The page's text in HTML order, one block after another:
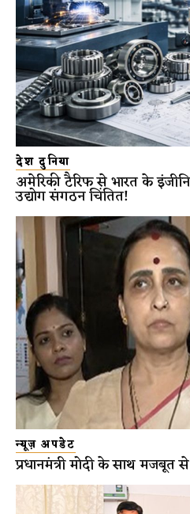
देश दुनिया
अमेरिकी टैरिफ से भारत के
उद्योग संगठन चिंतित!
न्यूज़ अपडेट
प्रधानमंत्री मोदी के साथ मजबूत